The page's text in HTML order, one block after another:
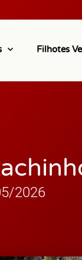
Filhotes
2026